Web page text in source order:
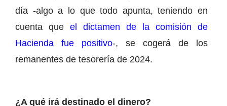
día -algo a lo que todo apunta, teniendo en
cuenta que el dictamen de la comisión de
Hacienda fue positivo-, se cogerá de los
remanentes de tesorería de 2024.
¿A qué irá destinado el dinero?